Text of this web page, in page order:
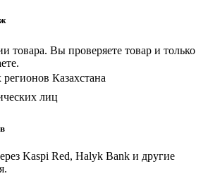
товара. Вы проверяете товар и только
Казахстана
лиц
Kaspi Red, Halyk Bank и другие